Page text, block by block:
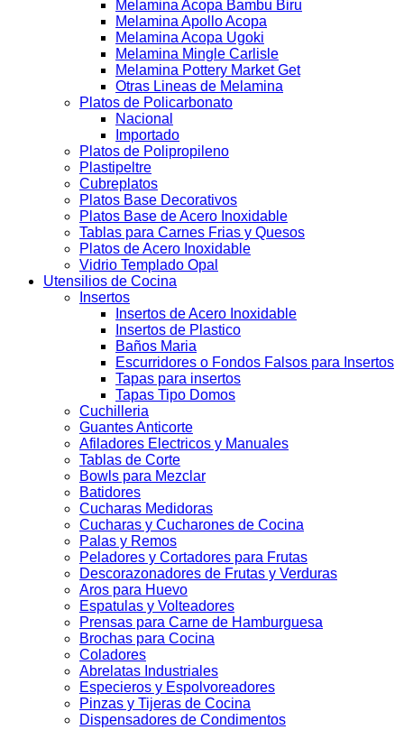
Melamina Acopa Bambu Biru
Melamina Apollo Acopa
Melamina Acopa Ugoki
Melamina Mingle Carlisle
Melamina Pottery Market Get
Otras Lineas de Melamina
Platos de Policarbonato
Nacional
Importado
Platos de Polipropileno
Plastipeltre
Cubreplatos
Platos Base Decorativos
Platos Base de Acero Inoxidable
Tablas para Carnes Frias y Quesos
Platos de Acero Inoxidable
Vidrio Templado Opal
Utensilios de Cocina
Insertos
Insertos de Acero Inoxidable
Insertos de Plastico
Baños Maria
Escurridores o Fondos Falsos para Insertos
Tapas para insertos
Tapas Tipo Domos
Cuchilleria
Guantes Anticorte
Afiladores Electricos y Manuales
Tablas de Corte
Bowls para Mezclar
Batidores
Cucharas Medidoras
Cucharas y Cucharones de Cocina
Palas y Remos
Peladores y Cortadores para Frutas
Descorazonadores de Frutas y Verduras
Aros para Huevo
Espatulas y Volteadores
Prensas para Carne de Hamburguesa
Brochas para Cocina
Coladores
Abrelatas Industriales
Especieros y Espolvoreadores
Pinzas y Tijeras de Cocina
Dispensadores de Condimentos